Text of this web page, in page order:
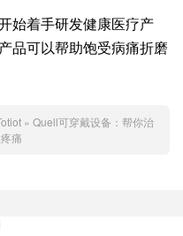
始着手研发健康医疗产
品可以帮助饱受病痛折磨
» Quell可穿戴设备：帮你治
痛